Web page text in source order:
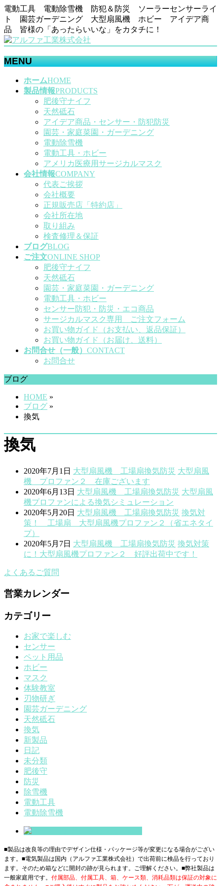
電動工具 電動除雪機 防犯＆防災 ソーラーセンサーライ
ト 園芸ガーデニング 大型扇風機 ホビー アイデア商
品 皆様の「あったらいいな」をカタチに！
MENU
ホームHOME
製品情報PRODUCTS
肥後守ナイフ
天然砥石
アイデア商品・センサー・防犯防災
園芸・家庭菜園・ガーデニング
電動除雪機
電動工具・ホビー
アメリカ医療用サージカルマスク
会社情報COMPANY
代表ご挨拶
会社概要
正規販売店「特約店」
会社所在地
取り組み
検査修理＆保証
ブログBLOG
ご注文ONLINE SHOP
肥後守ナイフ
天然砥石
園芸・家庭菜園・ガーデニング
電動工具・ホビー
センサー防犯・防災・エコ商品
サージカルマスク専用 ご注文フォーム
お買い物ガイド（お支払い、返品保証）
お買い物ガイド（お届け、送料）
お問合せ（一般） CONTACT
お問合せ
ブログ
HOME »
ブログ »
換気
換気
2020年7月1日 大型扇風機 工場扇換気防災 大型扇風
機 プロファン２ 在庫ございます
2020年6月13日 大型扇風機 工場扇換気防災 大型扇風
機プロファンによる換気シミュレーション
2020年5月20日 大型扇風機 工場扇換気防災 換気対
策！ 工場扇 大型扇風機プロファン２（省エネタイ
プ）
2020年5月7日 大型扇風機 工場扇換気防災 換気対策
に！大型扇風機プロファン２ 好評出荷中です！
よくあるご質問
営業カレンダー
カテゴリー
お家で楽しむ
センサー
ペット用品
ホビー
マスク
体験教室
刃物研ぎ
園芸ガーデニング
天然砥石
換気
新製品
日記
未分類
肥後守
防災
除雪機
電動工具
電動除雪機
■製品は改良等の理由でデザイン仕様・パッケージ等が変更になる場合がござい
ます。■電気製品は国内（アルファ工業株式会社）で出荷前に検品を行っており
ます。そのため箱などに開封の跡が見られます。ご理解ください。■弊社製品は
一般家庭用です。 付属部品、付属工具、箱、ケース類、消耗品類は保証の対象に